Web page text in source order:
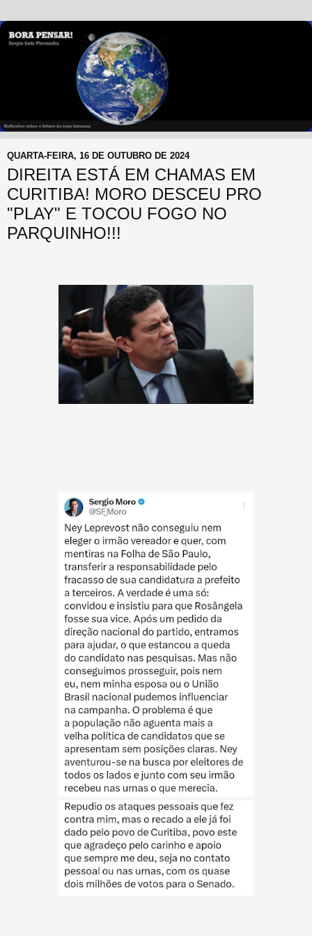
QUARTA-FEIRA, 16 DE OUTUBRO DE 2024
DIREITA ESTÁ EM CHAMAS EM
CURITIBA! MORO DESCEU PRO
"PLAY" E TOCOU FOGO NO
PARQUINHO!!!